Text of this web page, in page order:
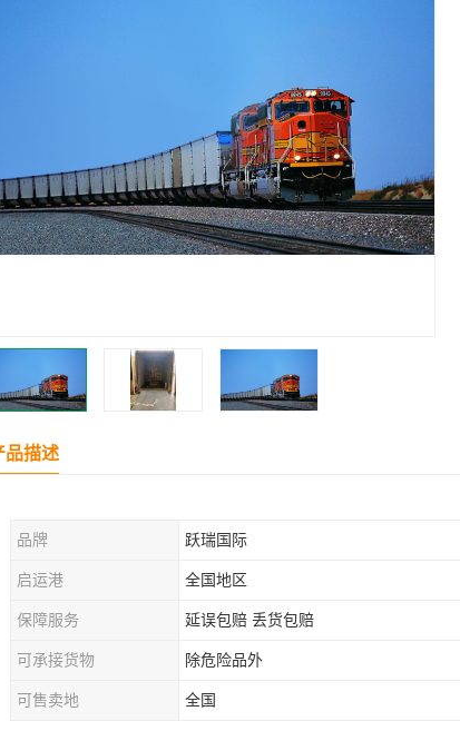
品描述
品牌 跃瑞国际
启运港 全国地区
保障服务 延误包赔 丢货包赔
可承接货物 除危险品外
可售卖地 全国